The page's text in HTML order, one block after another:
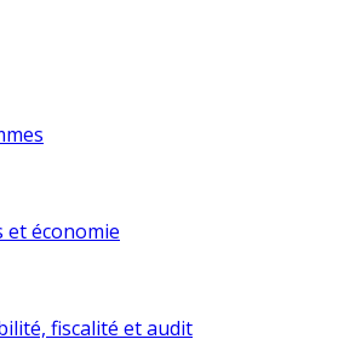
et économie
fiscalité et audit